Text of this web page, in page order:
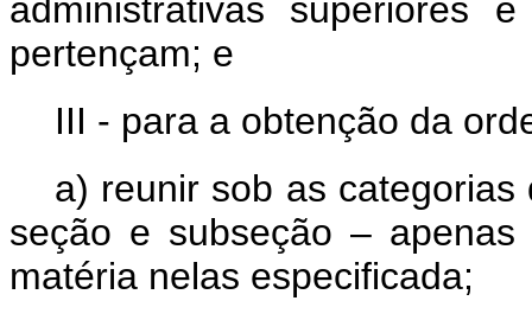
administrativas
pertençam; e
III - para a obtenção da
a) reunir sob as
seção e subseção –
matéria nelas especificada;